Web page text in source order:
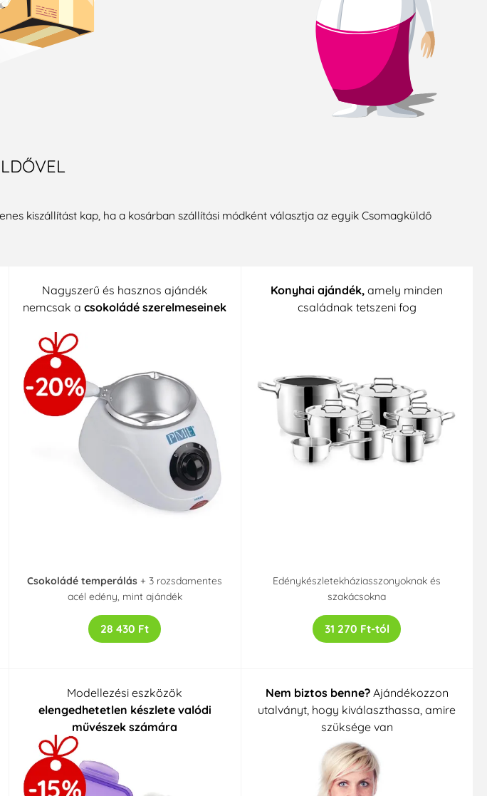
kiszállítást kap, ha a kosárban szállítási módként választja az egyik Csomagküldő
Nagyszerű és hasznos ajándék
nemcsak a csokoládé szerelmeseinek
Csokoládé temperálás + 3 rozsdamentes
acél edény, mint ajándék
28 430 Ft
Konyhai ajándék, amely minden
családnak tetszeni fog
Edénykészletekháziasszonyoknak és
szakácsokna
31 270 Ft-tól
Modellezési eszközök
elengedhetetlen készlete valódi
művészek számára
Nem biztos benne?Ajándékozzon
utalványt, hogy kiválaszthassa, amire
szüksége van